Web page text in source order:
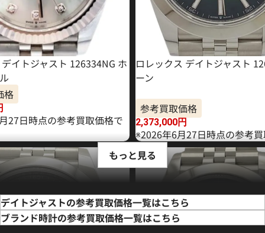
イトジャスト 126334NG ホ
格
27日時点の参考買取価格で
ロレックス デイトジャスト
ーン
参考買取価格
2,373,000円
※2026年6月27日時点の参考
もっと見る
デイトジャストの参考買取価格一覧はこちら
ブランド時計の参考買取価格一覧はこちら